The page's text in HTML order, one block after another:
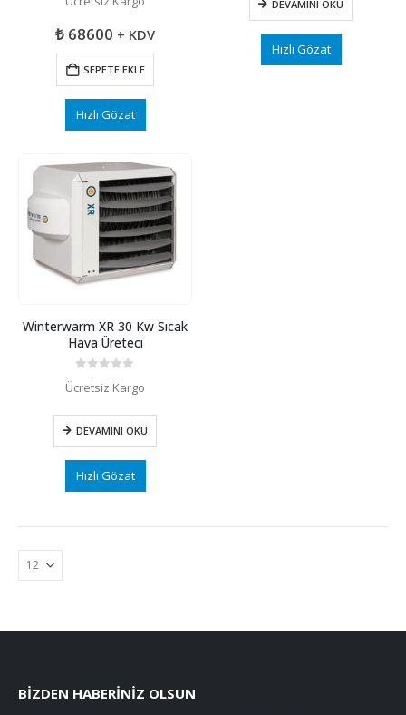
₺ 68600 + KDV
SEPETE EKLE
Hızlı Gözat
DEVAMINI OKU
Hızlı Gözat
Winterwarm XR 30 Kw Sıcak
Hava Üreteci
Ücretsiz Kargo
DEVAMINI OKU
Hızlı Gözat
BIZDEN HABERINIZ OLSUN